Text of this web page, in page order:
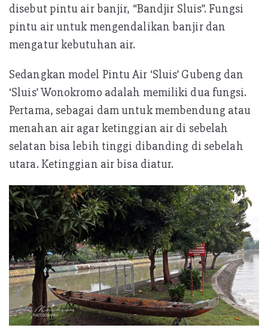
disebut pintu air banjir, “Bandjir Sluis”. Fungsi
pintu air untuk mengendalikan banjir dan
mengatur kebutuhan air.
Sedangkan model Pintu Air ‘Sluis’ Gubeng dan
‘Sluis’ Wonokromo adalah memiliki dua fungsi.
Pertama, sebagai dam untuk membendung atau
menahan air agar ketinggian air di sebelah
selatan bisa lebih tinggi dibanding di sebelah
utara. Ketinggian air bisa diatur.